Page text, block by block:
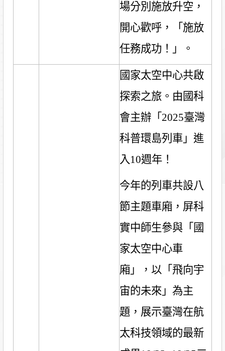
場分別施放升空，
開心歡呼，「施放
任務成功！」。
國家太空中心共啟
探索之旅。由國科
會主辦「 2025臺灣
科普環島列車」進
入10週年！
今年的列車共設八
節主題車廂，屏科
實中師生參與「國
家太空中心車
廂」，以「飛向宇
宙的未來」為主
題，展示臺灣在航
太科技領域的最新